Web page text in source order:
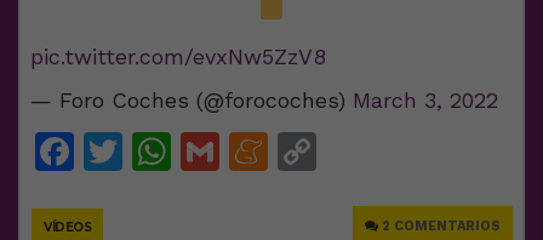
pic.twitter.com/evxNw5ZzV8
— Foro Coches (@forocoches) March 3, 2022
Facebook
Twitter
WhatsApp
GmailMeneame
VÍDEOS 2 COMENTARIOS